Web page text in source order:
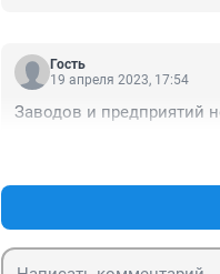
Гость
19 апреля 2023, 17:54
Заводов и предприятий